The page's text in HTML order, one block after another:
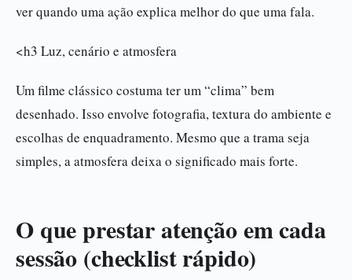
ver quando uma ação explica melhor do que uma fala.
<h3 Luz, cenário e atmosfera
Um filme clássico costuma ter um “clima” bem
desenhado. Isso envolve fotografia, textura do ambiente e
escolhas de enquadramento. Mesmo que a trama seja
simples, a atmosfera deixa o significado mais forte.
O que prestar atenção em cada
sessão (checklist rápido)